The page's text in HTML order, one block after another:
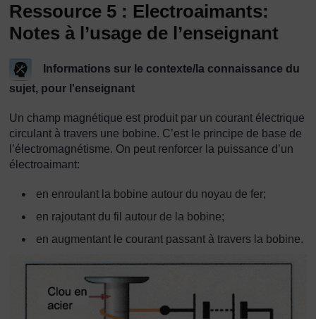
Ressource 5 : Electroaimants:
Notes à l’usage de l’enseignant
Informations sur le contexte/la connaissance du
sujet, pour l'enseignant
Un champ magnétique est produit par un courant électrique
circulant à travers une bobine. C’est le principe de base de
l’électromagnétisme. On peut renforcer la puissance d’un
électroaimant:
en enroulant la bobine autour du noyau de fer;
en rajoutant du fil autour de la bobine;
en augmentant le courant passant à travers la bobine.